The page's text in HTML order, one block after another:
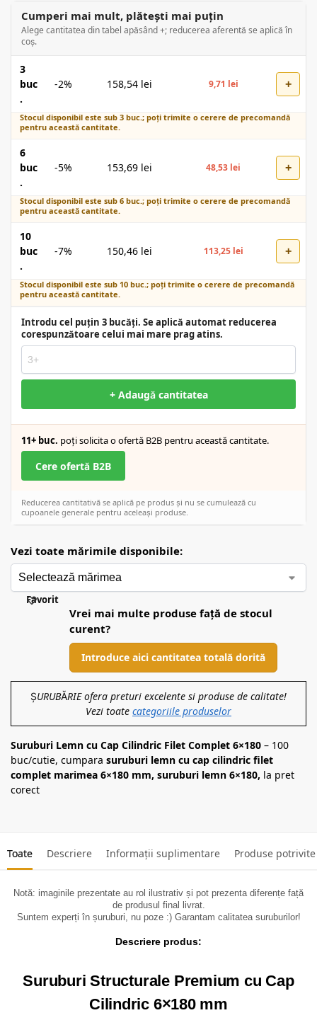
Cumperi mai mult, plătești mai puțin
Alege cantitatea din tabel apăsând +; reducerea aferentă se aplică în
coș.
3
buc
.
-2% 158,54 lei 9,71 lei +
Stocul disponibil este sub 3 buc.; poți trimite o cerere de precomandă
pentru această cantitate.
6
buc
.
-5% 153,69 lei 48,53 lei +
Stocul disponibil este sub 6 buc.; poți trimite o cerere de precomandă
pentru această cantitate.
10
buc
.
-7% 150,46 lei 113,25 lei +
Stocul disponibil este sub 10 buc.; poți trimite o cerere de precomandă
pentru această cantitate.
Introdu cel puțin 3 bucăți. Se aplică automat reducerea
corespunzătoare celui mai mare prag atins.
+ Adaugă cantitatea
11+ buc. poți solicita o ofertă B2B pentru această cantitate.
Cere ofertă B2B
Reducerea cantitativă se aplică pe produs și nu se cumulează cu
cupoanele generale pentru aceleași produse.
Vezi toate mărimile disponibile:
Favorit
Vrei mai multe produse față de stocul
curent?
Introduce aici cantitatea totală dorită
ȘURUBĂRIE ofera preturi excelente si produse de calitate!
Vezi toate categoriile produselor
Suruburi Lemn cu Cap Cilindric Filet Complet 6×180 – 100
buc/cutie, cumpara suruburi lemn cu cap cilindric filet
complet marimea 6×180 mm, suruburi lemn 6×180, la pret
corect
Toate Descriere Informații suplimentare Produse potrivite
Notă: imaginile prezentate au rol ilustrativ și pot prezenta diferențe față
de produsul final livrat.
Suntem experți în șuruburi, nu poze :) Garantam calitatea suruburilor!
Descriere produs:
Suruburi Structurale Premium cu Cap
Cilindric 6×180 mm